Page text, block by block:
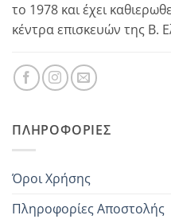
το 1978 και έχει
κέντρα επισκευών της Β.
ΠΛΗΡΟΦΟΡΊΕΣ
Όροι Χρήσης
Πληροφορίες Αποστολής